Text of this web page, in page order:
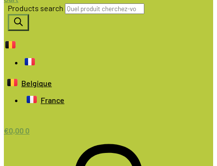
Products search
Belgique
France
€0,00 0